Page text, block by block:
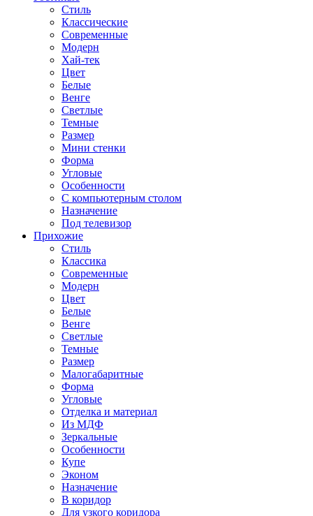
Стиль
Классические
Современные
Модерн
Хай-тек
Цвет
Белые
Венге
Светлые
Темные
Размер
Мини стенки
Форма
Угловые
Особенности
С компьютерным столом
Назначение
Под телевизор
Прихожие
Стиль
Классика
Современные
Модерн
Цвет
Белые
Венге
Светлые
Темные
Размер
Малогабаритные
Форма
Угловые
Отделка и материал
Из МДФ
Зеркальные
Особенности
Купе
Эконом
Назначение
В коридор
Для узкого коридора